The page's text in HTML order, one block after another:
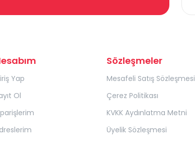
Yap
Ol
Sözleşmeler
Mesafeli Satış Sözleşmesi
Çerez Politikası
KVKK Aydınlatma Metni
Üyelik Sözleşmesi